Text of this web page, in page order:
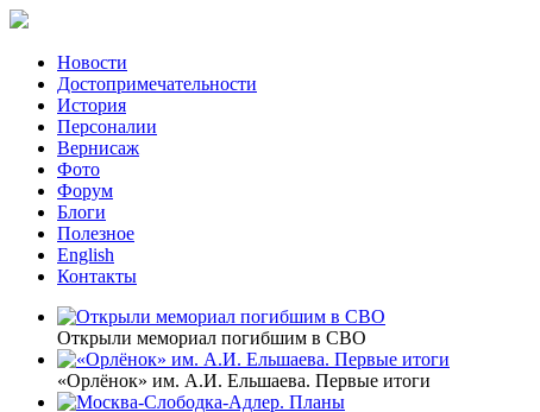
Новости
Достопримечательности
История
Персоналии
Вернисаж
Фото
Форум
Блоги
Полезное
English
Контакты
Открыли мемориал погибшим в СВО
«Орлёнок» им. А.И. Ельшаева. Первые итоги